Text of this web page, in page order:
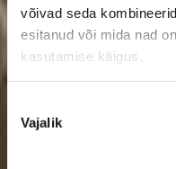
võivad seda
esitanud või mida nad
kasutamise käigus.
valik
Vajalikpadjapüürid - Sliip